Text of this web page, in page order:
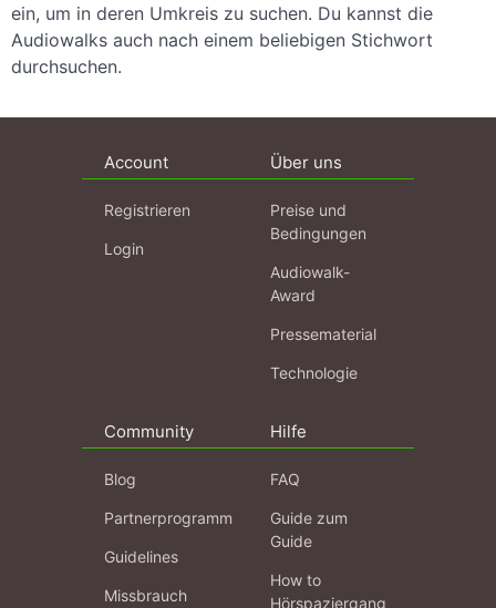
ein, um in deren Umkreis zu suchen. Du kannst die
Audiowalks auch nach einem beliebigen Stichwort
durchsuchen.
Account
Registrieren
Login
Über uns
Preise und
Bedingungen
Audiowalk-
Award
Pressematerial
Technologie
Community
Blog
Partnerprogramm
Guidelines
Missbrauch
Hilfe
FAQ
Guide zum
Guide
How to
Hörspaziergang